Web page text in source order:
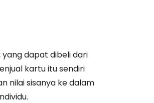
dapat dibeli dari
kartu itu sendiri
nilai sisanya ke dalam